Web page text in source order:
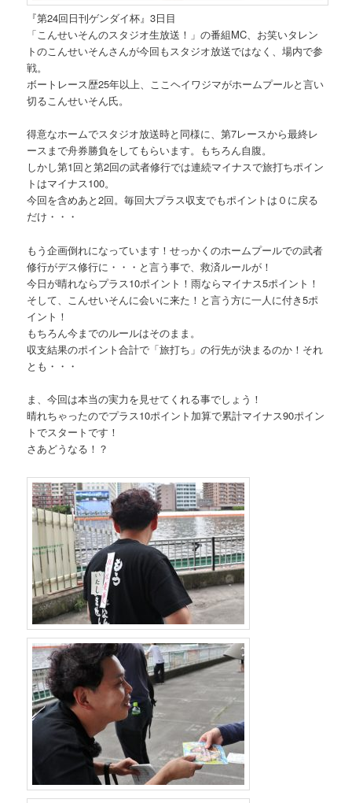
『第24回日刊ゲンダイ杯』3日目
「こんせいそんのスタジオ生放送！」の番組MC、お笑いタレン
トのこんせいそんさんが今回もスタジオ放送ではなく、場内で参
戦。
ボートレース歴25年以上、ここヘイワジマがホームプールと言い
切るこんせいそん氏。
得意なホームでスタジオ放送時と同様に、第7レースから最終レ
ースまで舟券勝負をしてもらいます。もちろん自腹。
しかし第1回と第2回の武者修行では連続マイナスで旅打ちポイン
トはマイナス100。
今回を含めあと2回。毎回大プラス収支でもポイントは０に戻る
だけ・・・
もう企画倒れになっています！せっかくのホームプールでの武者
修行がデス修行に・・・と言う事で、救済ルールが！
今日が晴れならプラス10ポイント！雨ならマイナス5ポイント！
そして、こんせいそんに会いに来た！と言う方に一人に付き5ポ
イント！
もちろん今までのルールはそのまま。
収支結果のポイント合計で「旅打ち」の行先が決まるのか！それ
とも・・・
ま、今回は本当の実力を見せてくれる事でしょう！
晴れちゃったのでプラス10ポイント加算で累計マイナス90ポイン
トでスタートです！
さあどうなる！？